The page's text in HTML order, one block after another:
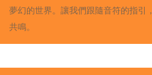
夢幻的世界。讓我們跟隨音符的指引
共鳴。